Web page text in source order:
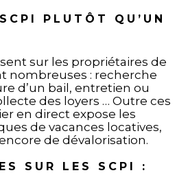
PLUTÔT QU’UN
sur les propriétaires de
nombreuses : recherche
d’un bail, entretien ou
des loyers … Outre ces
en direct expose les
de vacances locatives,
de dévalorisation.
SUR LES SCPI :